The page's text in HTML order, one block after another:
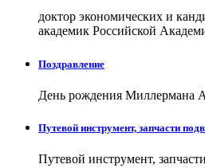
доктор экономических и
академик Российской
Поздравление
День рождения Миллермана
Путевой инструмент, запчасти
Путевой инструмент,